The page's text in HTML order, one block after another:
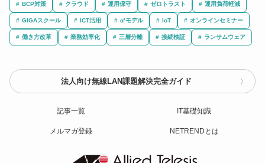
BCP対策 クラウド 運用保守 ゼロトラスト 運用負荷軽減
GIGAスクール ICT活用 α’モデル IoT オンラインセミナー
働き方改革 業務効率化 三層分離 接続検証 ランサムウェア
法人向け無線LAN課題解決完全ガイド
記事一覧 IT基礎知識
メルマガ登録 NETRENDとは